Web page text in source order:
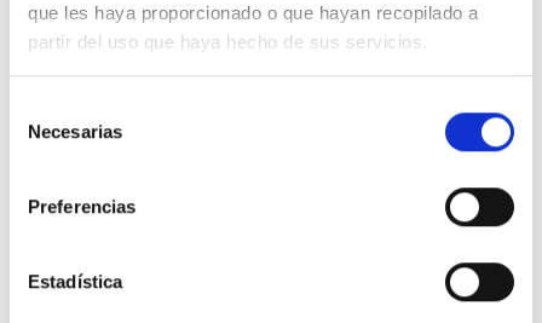
que les haya proporcionado o que hayan recopilado a
partir del uso que haya hecho de sus servicios.
Necesarias
Preferencias
Estadística